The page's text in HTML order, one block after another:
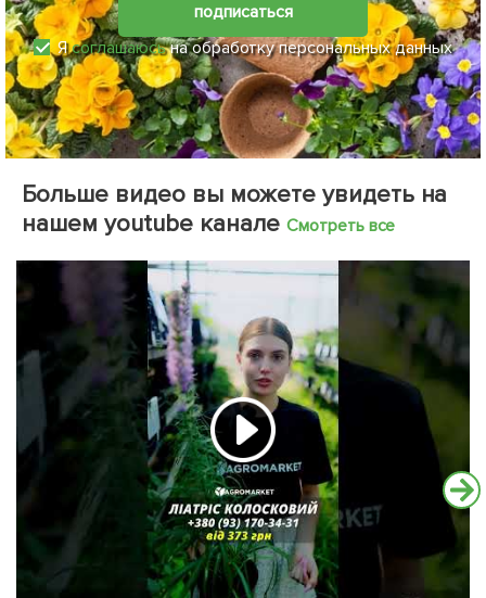
подписаться
Ясоглашаюсьна обработку персональных данных
Больше видео вы можете увидеть на
нашем youtube канале Смотреть все